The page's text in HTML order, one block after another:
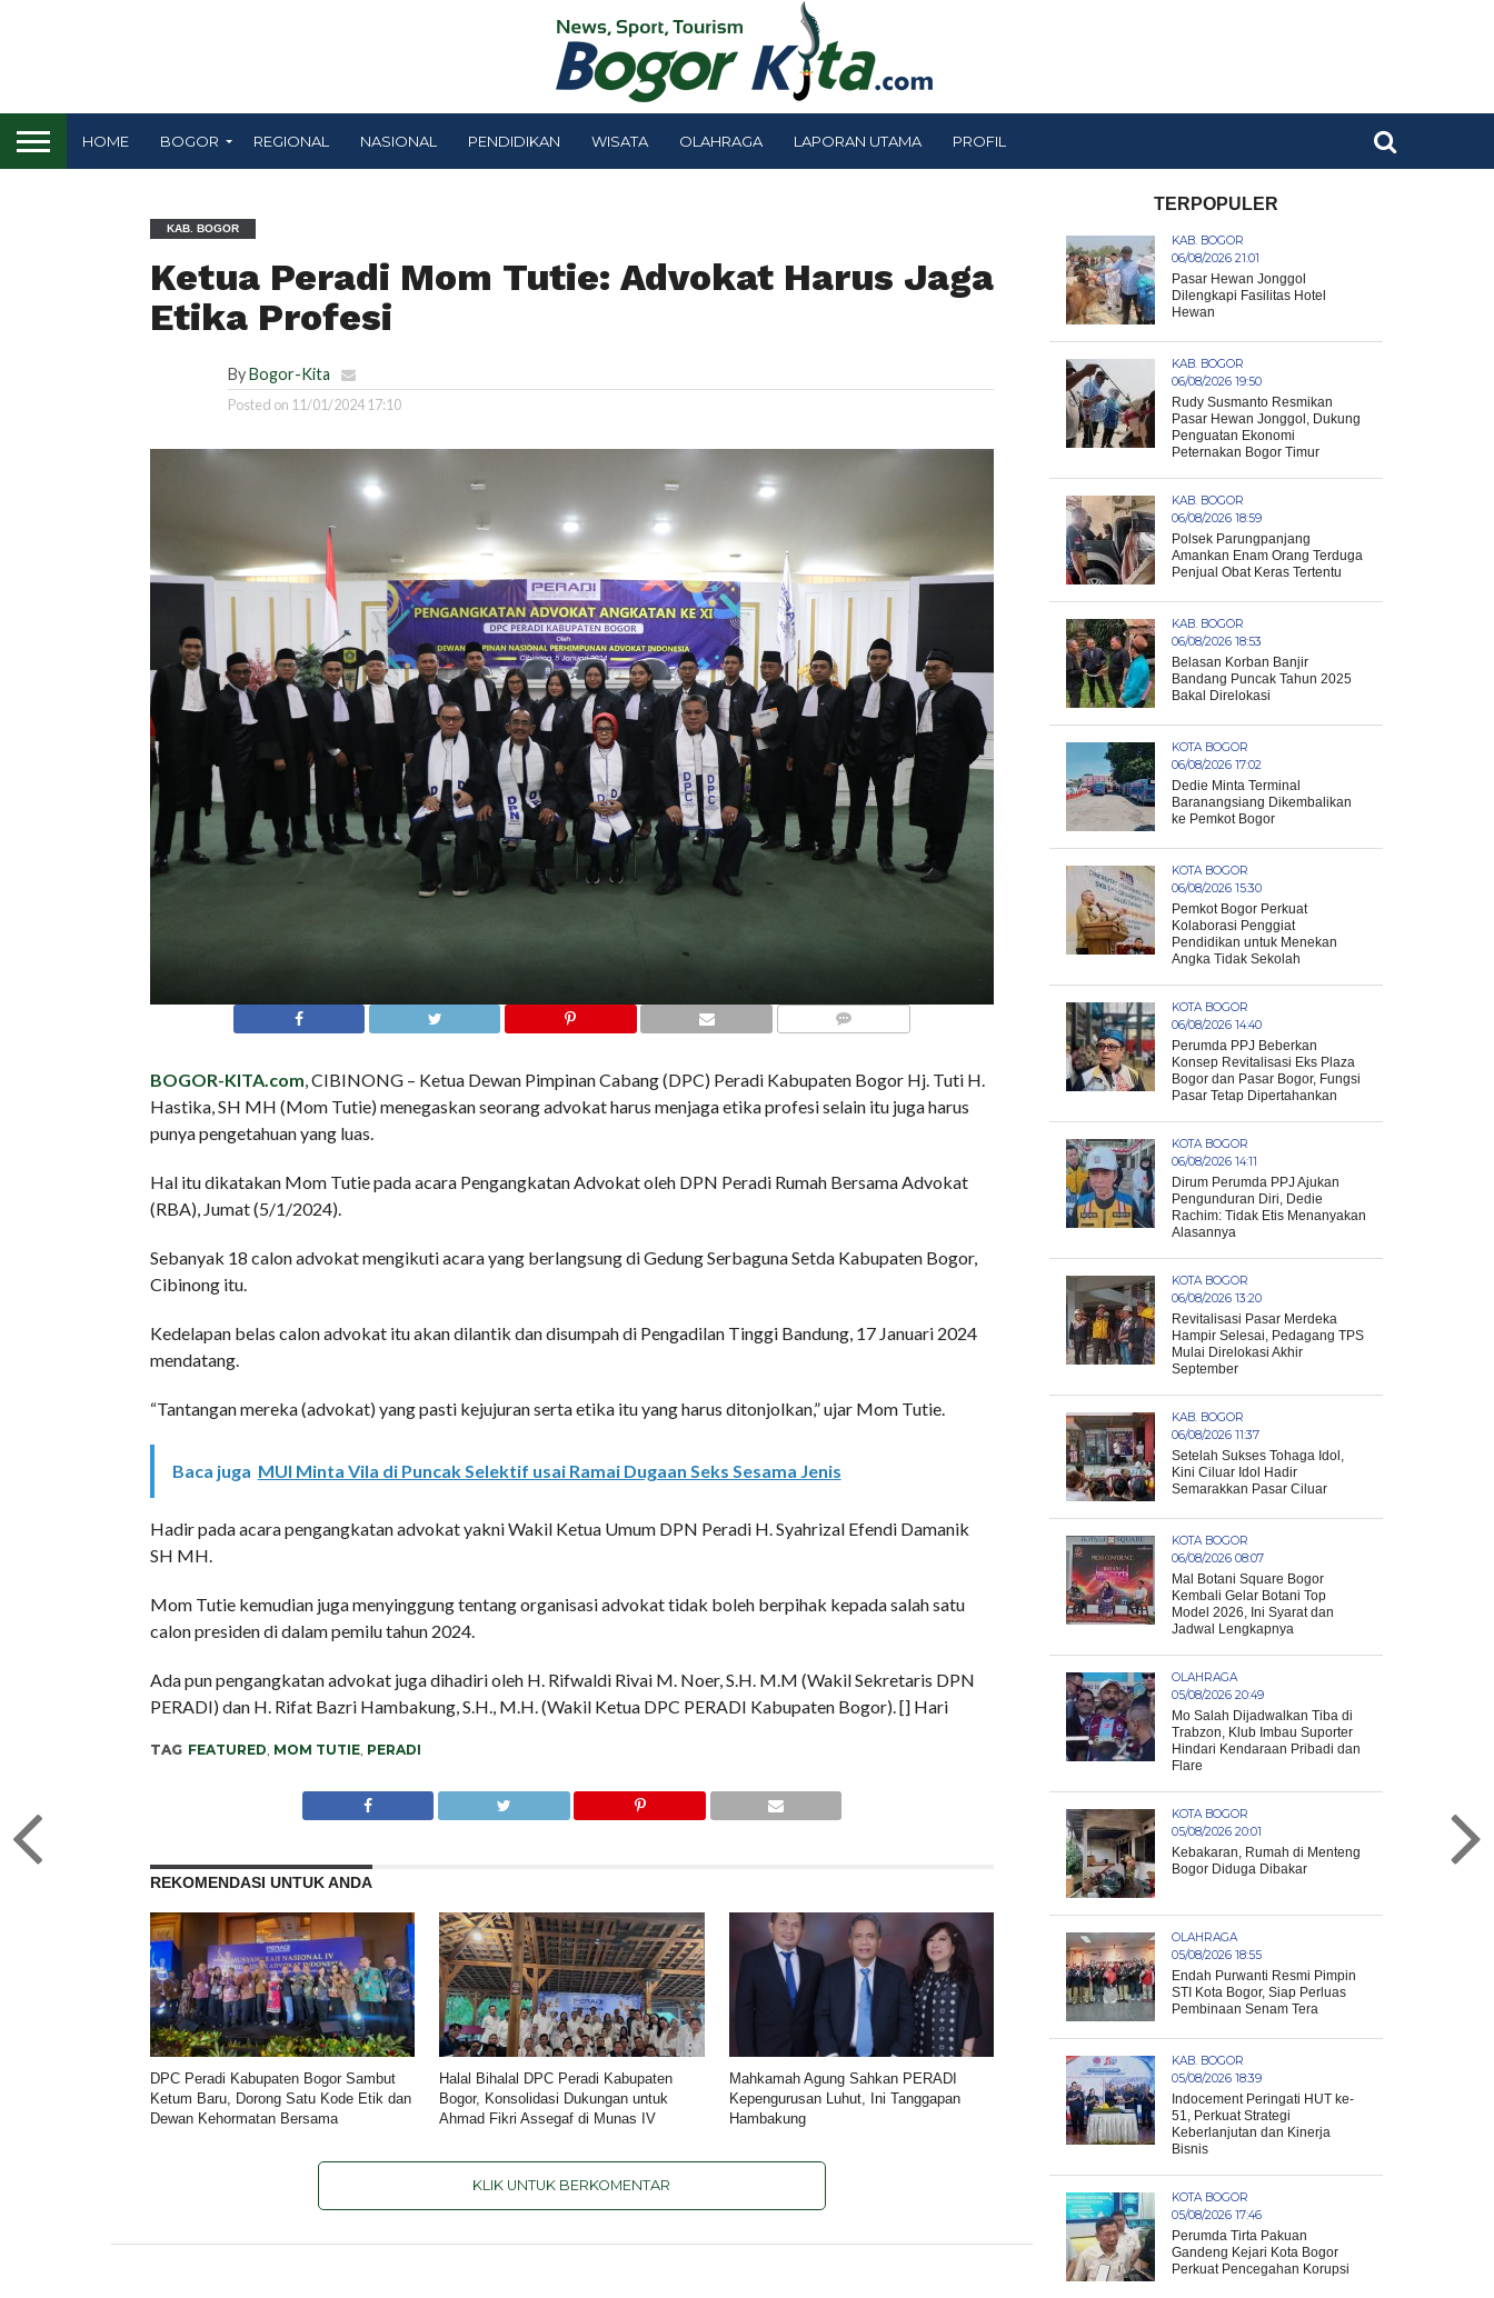
HOME BOGOR REGIONAL NASIONAL PENDIDIKAN WISATA OLAHRAGA LAPORAN UTAMA PROFIL
KAB. BOGOR
Ketua Peradi Mom Tutie: Advokat Harus Jaga
Etika Profesi
ByBogor-Kita
Posted on 11/01/2024 17:10
BOGOR-KITA.com, CIBINONG – Ketua Dewan Pimpinan Cabang (DPC) Peradi Kabupaten Bogor Hj. Tuti H.
Hastika, SH MH (Mom Tutie) menegaskan seorang advokat harus menjaga etika profesi selain itu juga harus
punya pengetahuan yang luas.
Hal itu dikatakan Mom Tutie pada acara Pengangkatan Advokat oleh DPN Peradi Rumah Bersama Advokat
(RBA), Jumat (5/1/2024).
Sebanyak 18 calon advokat mengikuti acara yang berlangsung di Gedung Serbaguna Setda Kabupaten Bogor,
Cibinong itu.
Kedelapan belas calon advokat itu akan dilantik dan disumpah di Pengadilan Tinggi Bandung, 17 Januari 2024
mendatang.
“Tantangan mereka (advokat) yang pasti kejujuran serta etika itu yang harus ditonjolkan,” ujar Mom Tutie.
Baca juga MUI Minta Vila di Puncak Selektif usai Ramai Dugaan Seks Sesama Jenis
Hadir pada acara pengangkatan advokat yakni Wakil Ketua Umum DPN Peradi H. Syahrizal Efendi Damanik
SH MH.
Mom Tutie kemudian juga menyinggung tentang organisasi advokat tidak boleh berpihak kepada salah satu
calon presiden di dalam pemilu tahun 2024.
Ada pun pengangkatan advokat juga dihadiri oleh H. Rifwaldi Rivai M. Noer, S.H. M.M (Wakil Sekretaris DPN
PERADI) dan H. Rifat Bazri Hambakung, S.H., M.H. (Wakil Ketua DPC PERADI Kabupaten Bogor). [] Hari
TAG FEATURED, MOM TUTIE, PERADI
REKOMENDASI UNTUK ANDA
DPC Peradi Kabupaten Bogor Sambut
Ketum Baru, Dorong Satu Kode Etik dan
Dewan Kehormatan Bersama
Halal Bihalal DPC Peradi Kabupaten
Bogor, Konsolidasi Dukungan untuk
Ahmad Fikri Assegaf di Munas IV
Mahkamah Agung Sahkan PERADI
Kepengurusan Luhut, Ini Tanggapan
Hambakung
KLIK UNTUK BERKOMENTAR
TERPOPULER
KAB. BOGOR
06/08/2026 21:01
Pasar Hewan Jonggol
Dilengkapi Fasilitas Hotel
Hewan
KAB. BOGOR
06/08/2026 19:50
Rudy Susmanto Resmikan
Pasar Hewan Jonggol, Dukung
Penguatan Ekonomi
Peternakan Bogor Timur
KAB. BOGOR
06/08/2026 18:59
Polsek Parungpanjang
Amankan Enam Orang Terduga
Penjual Obat Keras Tertentu
KAB. BOGOR
06/08/2026 18:53
Belasan Korban Banjir
Bandang Puncak Tahun 2025
Bakal Direlokasi
KOTA BOGOR
06/08/2026 17:02
Dedie Minta Terminal
Baranangsiang Dikembalikan
ke Pemkot Bogor
KOTA BOGOR
06/08/2026 15:30
Pemkot Bogor Perkuat
Kolaborasi Penggiat
Pendidikan untuk Menekan
Angka Tidak Sekolah
KOTA BOGOR
06/08/2026 14:40
Perumda PPJ Beberkan
Konsep Revitalisasi Eks Plaza
Bogor dan Pasar Bogor, Fungsi
Pasar Tetap Dipertahankan
KOTA BOGOR
06/08/2026 14:11
Dirum Perumda PPJ Ajukan
Pengunduran Diri, Dedie
Rachim: Tidak Etis Menanyakan
Alasannya
KOTA BOGOR
06/08/2026 13:20
Revitalisasi Pasar Merdeka
Hampir Selesai, Pedagang TPS
Mulai Direlokasi Akhir
September
KAB. BOGOR
06/08/2026 11:37
Setelah Sukses Tohaga Idol,
Kini Ciluar Idol Hadir
Semarakkan Pasar Ciluar
KOTA BOGOR
06/08/2026 08:07
Mal Botani Square Bogor
Kembali Gelar Botani Top
Model 2026, Ini Syarat dan
Jadwal Lengkapnya
OLAHRAGA
05/08/2026 20:49
Mo Salah Dijadwalkan Tiba di
Trabzon, Klub Imbau Suporter
Hindari Kendaraan Pribadi dan
Flare
KOTA BOGOR
05/08/2026 20:01
Kebakaran, Rumah di Menteng
Bogor Diduga Dibakar
OLAHRAGA
05/08/2026 18:55
Endah Purwanti Resmi Pimpin
STI Kota Bogor, Siap Perluas
Pembinaan Senam Tera
KAB. BOGOR
05/08/2026 18:39
Indocement Peringati HUT ke-
51, Perkuat Strategi
Keberlanjutan dan Kinerja
Bisnis
KOTA BOGOR
05/08/2026 17:46
Perumda Tirta Pakuan
Gandeng Kejari Kota Bogor
Perkuat Pencegahan Korupsi